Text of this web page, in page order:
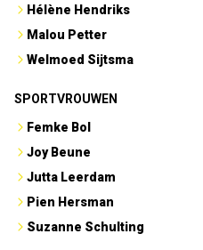
Hélène Hendriks
Malou Petter
Welmoed Sijtsma
SPORTVROUWEN
Femke Bol
Joy Beune
Jutta Leerdam
Pien Hersman
Suzanne Schulting